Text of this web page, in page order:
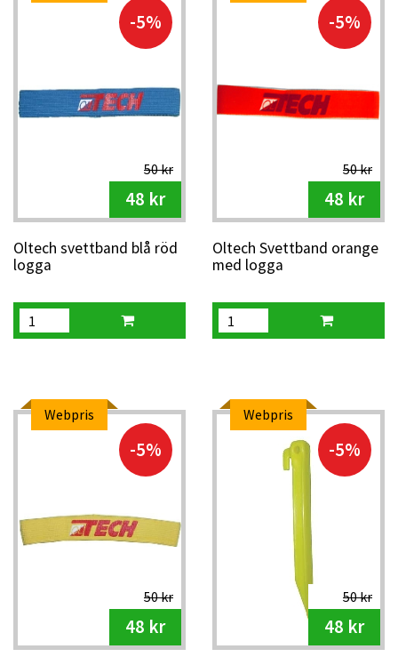
-5%
50 kr
48 kr
Oltech svettband blå röd
logga
-5%
50 kr
48 kr
Oltech Svettband orange
med logga
Webpris
-5%
50 kr
48 kr
Webpris
-5%
50 kr
48 kr